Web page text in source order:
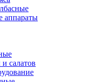
аппараты
салатов